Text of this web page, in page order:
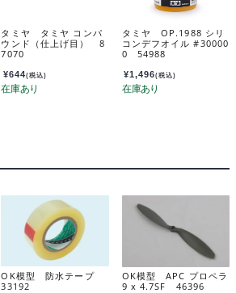
タミヤ タミヤ コンパ
ウンド（仕上げ目） 8
7070
¥644(税込)
タミヤ OP.1988 シリ
コンデフオイル #30000
0 54988
¥1,496(税込)
OK模型 防水テープ
33192
OK模型 APC プロペラ
9 x 4.7SF 46396